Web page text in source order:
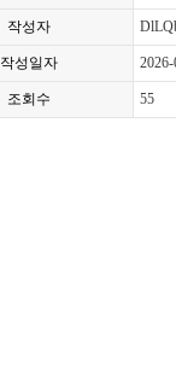
작성자
작성일자
조회수 55